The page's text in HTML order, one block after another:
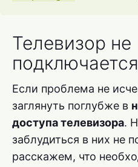
Телевизор не
Если проблема не
заглянуть поглубже в
доступа телевизора.
заблудиться в них не
расскажем, что